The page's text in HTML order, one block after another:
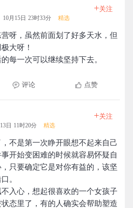
10月15日 23时33分 精选
+关注
呀，虽然前面划了好多天水，但
大呀！
每一次可以继续坚持下去。
评论 点赞
日 11时20分 精选
+关注
不是第一次睁开眼想不起来自己
开始变困难的时候就容易怀疑自
只要确定它是对你有益的，该坚
。
入心，想起很喜欢的一个女孩子
态里了，有的人确实会帮助塑造